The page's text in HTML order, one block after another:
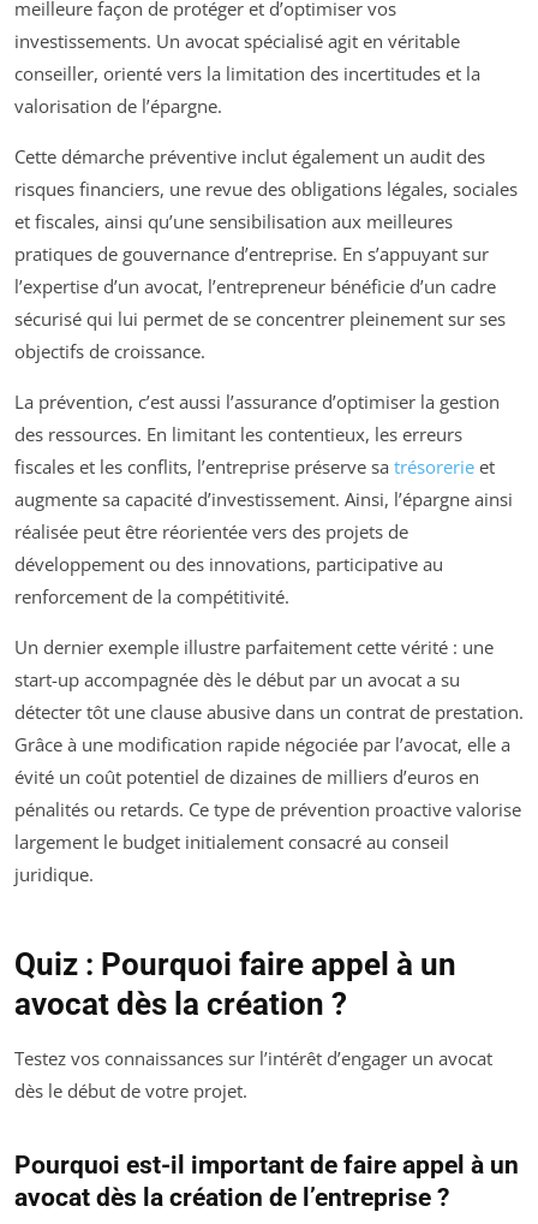
meilleure façon de protéger et d’optimiser vos
investissements. Un avocat spécialisé agit en véritable
conseiller, orienté vers la limitation des incertitudes et la
valorisation de l’épargne.
Cette démarche préventive inclut également un audit des
risques financiers, une revue des obligations légales, sociales
et fiscales, ainsi qu’une sensibilisation aux meilleures
pratiques de gouvernance d’entreprise. En s’appuyant sur
l’expertise d’un avocat, l’entrepreneur bénéficie d’un cadre
sécurisé qui lui permet de se concentrer pleinement sur ses
objectifs de croissance.
La prévention, c’est aussi l’assurance d’optimiser la gestion
des ressources. En limitant les contentieux, les erreurs
fiscales et les conflits, l’entreprise préserve sa trésorerie et
augmente sa capacité d’investissement. Ainsi, l’épargne ainsi
réalisée peut être réorientée vers des projets de
développement ou des innovations, participative au
renforcement de la compétitivité.
Un dernier exemple illustre parfaitement cette vérité : une
start-up accompagnée dès le début par un avocat a su
détecter tôt une clause abusive dans un contrat de prestation.
Grâce à une modification rapide négociée par l’avocat, elle a
évité un coût potentiel de dizaines de milliers d’euros en
pénalités ou retards. Ce type de prévention proactive valorise
largement le budget initialement consacré au conseil
juridique.
Quiz : Pourquoi faire appel à un
avocat dès la création ?
Testez vos connaissances sur l’intérêt d’engager un avocat
dès le début de votre projet.
Pourquoi est-il important de faire appel à un
avocat dès la création de l’entreprise ?